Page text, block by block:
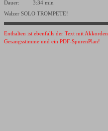
Dauer: 3:34 min
Walzer SOLO TROMPETE!
Enthalten ist ebenfalls der Text mit
Gesangsstimme und ein PDF-SpurenPlan!